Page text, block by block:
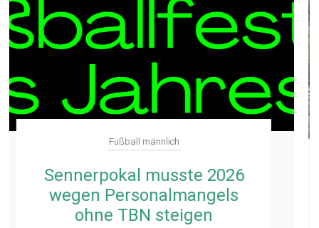
Treffen ehemaliger TBN-
Fußballer